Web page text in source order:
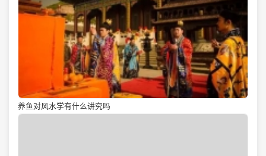
养鱼对风水学有什么讲究吗